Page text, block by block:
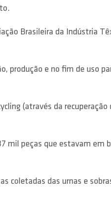
Brasileira da Indústria
produção e no fim de uso
(através da
mil peças que estavam em
coletadas das urnas e